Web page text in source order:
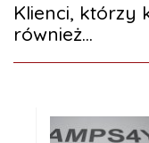
Klienci, którzy
również...